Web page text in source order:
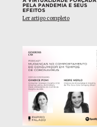
PELA PANDEMIA E SEUS
EFEITOS
Ler artigo completo